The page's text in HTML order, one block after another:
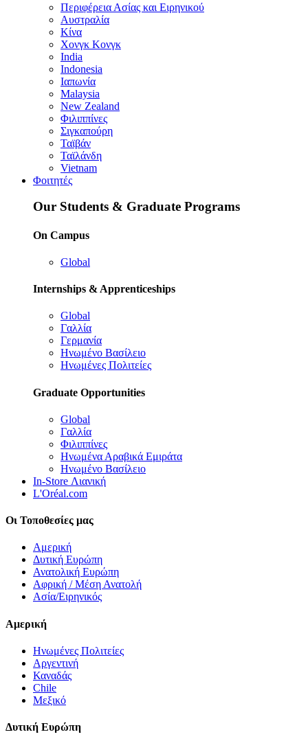
Περιφέρεια Ασίας και Ειρηνικού
Αυστραλία
Κίνα
Χονγκ Κονγκ
India
Indonesia
Ιαπωνία
Malaysia
New Zealand
Φιλιππίνες
Σιγκαπούρη
Ταϊβάν
Ταϊλάνδη
Vietnam
Φοιτητές
Our Students & Graduate Programs
On Campus
Global
Internships & Apprenticeships
Global
Γαλλία
Γερμανία
Ηνωμένο Βασίλειο
Ηνωμένες Πολιτείες
Graduate Opportunities
Global
Γαλλία
Φιλιππίνες
Ηνωμένα Αραβικά Εμιράτα
Ηνωμένο Βασίλειο
In-Store Λιανική
L'Oréal.com
Οι Τοποθεσίες μας
Αμερική
Δυτική Ευρώπη
Ανατολική Ευρώπη
Αφρική / Μέση Ανατολή
Ασία/Ειρηνικός
Αμερική
Ηνωμένες Πολιτείες
Αργεντινή
Καναδάς
Chile
Μεξικό
Δυτική Ευρώπη